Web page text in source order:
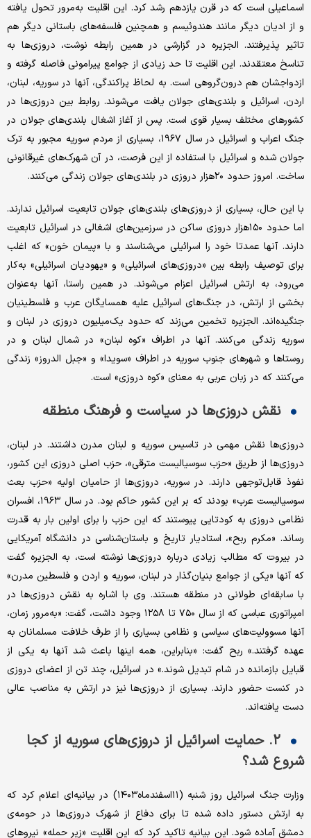
اسماعیلی است که در قرن یازدهم رشد کرد. این اقلیت به‌مرور تحول یافته
و از ادیان دیگر مانند هندوئیسم و همچنین فلسفه‌های باستانی دیگر هم
تاثیر پذیرفتند. الجزیره در گزارشی در همین رابطه نوشت، دروزی‌ها به
تناسخ معتقدند. این اقلیت تا حد زیادی از جوامع پیرامونی فاصله گرفته و
ازدواجشان هم درون‌گروهی است. به لحاظ پراکندگی، آنها در سوریه، لبنان،
اردن، اسرائیل و بلندی‌های جولان یافت می‌شوند. روابط بین دروزی‌ها در
کشورهای مختلف بسیار قوی است. پس از آغاز اشغال بلندی‌های جولان در
جنگ اعراب و اسرائیل در سال ۱۹۶۷، بسیاری از مردم سوریه مجبور به ترک
جولان شده و اسرائیل با استفاده از این فرصت، در آن شهرک‌های غیرقانونی
ساخت. امروز حدود ۲۰هزار دروزی در بلندی‌های جولان زندگی می‌کنند.
با این ‌حال، بسیاری از دروزی‌های بلندی‌های جولان تابعیت اسرائیل ندارند.
اما حدود ۱۵۰هزار دروزی ساکن در سرزمین‌های اشغالی در اسرائیل تابعیت
دارند. آنها عمدتا خود را اسرائیلی می‌شناسند و با «پیمان خون» که اغلب
برای توصیف رابطه بین «دروزی‌های اسرائیلی» و «یهودیان اسرائیلی» به‌کار
می‌رود، به ارتش اسرائیل اعزام می‌شوند. در همین راستا، آنها به‌عنوان
بخشی از ارتش، در جنگ‌های اسرائیل علیه همسایگان عرب و فلسطینیان
جنگیده‌اند. الجزیره تخمین می‌زند که حدود یک‌میلیون دروزی در لبنان و
سوریه زندگی می‌کنند. آنها در اطراف «کوه لبنان» در شمال لبنان و در
روستاها و شهرهای جنوب سوریه در اطراف «سویدا» و «جبل الدروز» زندگی
می‌کنند که در زبان عربی به معنای «کوه دروزی» است.
نقش دروزی‌ها در سیاست و فرهنگ منطقه
دروزی‌ها نقش مهمی در تاسیس سوریه و لبنان مدرن داشتند. در لبنان،
دروزی‌ها از طریق «حزب سوسیالیست مترقی»، حزب اصلی دروزی این کشور،
نفوذ قابل‌توجهی دارند. در سوریه، دروزی‌ها از حامیان اولیه «حزب بعث
سوسیالیست عرب» بودند که بر این کشور حاکم بود. در سال ۱۹۶۳، افسران
نظامی دروزی به کودتایی پیوستند که این حزب را برای اولین بار به قدرت
رساند. «مکرم ربح»، استادیار تاریخ و باستان‌شناسی در دانشگاه آمریکایی
در بیروت که مطالب زیادی درباره دروزی‌ها نوشته است، به الجزیره گفت
که آنها «یکی از جوامع بنیان‌گذار در لبنان، سوریه و اردن و فلسطین مدرن»
با سابقه‌ای طولانی در منطقه هستند. وی با اشاره به نقش دروزی‌ها در
امپراتوری عباسی که از سال ۷۵۰ تا ۱۲۵۸ وجود داشت، گفت: «به‌مرور زمان،
آنها مسوولیت‌های سیاسی و نظامی بسیاری را از طرف خلافت مسلمانان به
عهده گرفتند.» ربح گفت: «بنابراین، همه اینها باعث شد آنها به یکی از
قبایل بازمانده در شام ​​تبدیل شوند.» در اسرائیل، چند تن از اعضای دروزی
در کنست حضور دارند. بسیاری از دروزی‌ها نیز در ارتش به مناصب عالی
دست یافته‌اند.
۲. حمایت اسرائیل از دروزی‌های سوریه از کجا
شروع شد؟
وزارت جنگ اسرائیل روز شنبه (۱۱اسفندماه۱۴۰۳) در بیانیه‌ای اعلام کرد که
به ارتش دستور داده شده تا برای دفاع از شهرک دروزی‌ها در حومه‌ی
دمشق آماده شود. این بیانیه تاکید کرد که این اقلیت «زیر حمله» نیروهای